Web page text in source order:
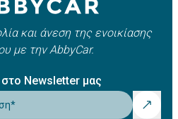
και άνεση της ενοικίασης
με την AbbyCar.
στο Newsletter μας
*